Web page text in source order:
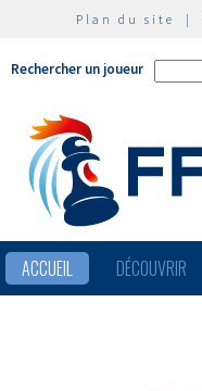
Plan du site |
Rechercher un joueur
ACCUEIL DÉCOUVRIR